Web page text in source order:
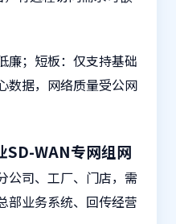
廉；短板：仅支持基础
数据，网络质量受公网
SD-WAN专网组网
公司、工厂、门店，需
部业务系统、回传经营